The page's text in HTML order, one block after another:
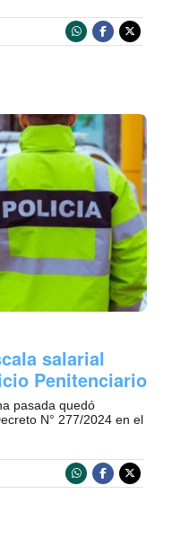
salarial
Penitenciario
pasada quedó
N° 277/2024 en el